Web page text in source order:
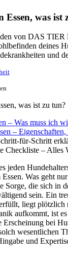
Essen, was ist
von DAS
deines
und
– Was muss ich
–
für-Schritt
Checkliste – Alles
jeden
Was geht
Sorge, die sich in
sein. Ein
liegt plötzlich
aufkommt, ist
Erscheinung bei
wesentlichen
und